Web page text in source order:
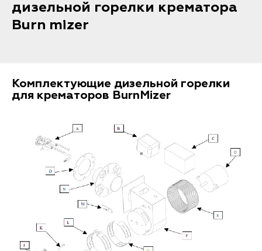
дизельной горелки крематора
Burn mizer
Комплектующие дизельной горелки
для крематоров BurnMizer